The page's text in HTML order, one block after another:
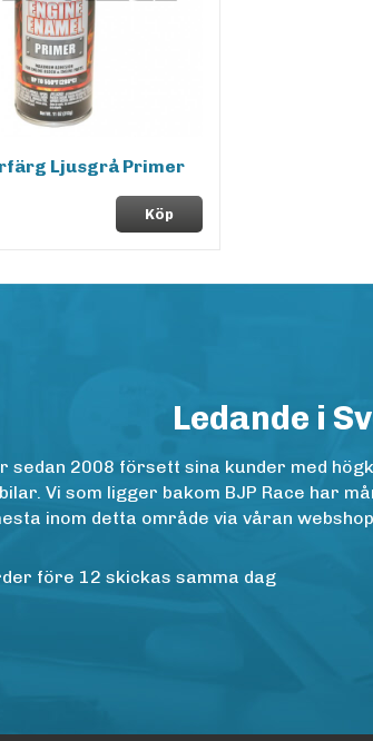
Ljusgrå Primer
Köp
Ledande i
sedan 2008 försett sina kunder med
Vi som ligger bakom BJP Race har
inom detta område via våran
före 12 skickas samma dag